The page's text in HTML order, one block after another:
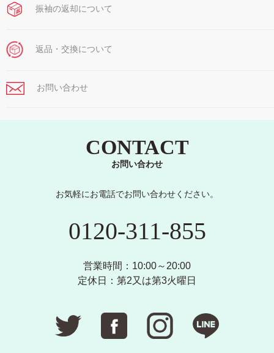
振袖の返却について
返品・交換について
お問い合わせ
CONTACT
お問い合わせ
お気軽にお電話でお問い合わせください。
0120-311-855
営業時間：10:00～20:00
定休日：第2又は第3火曜日